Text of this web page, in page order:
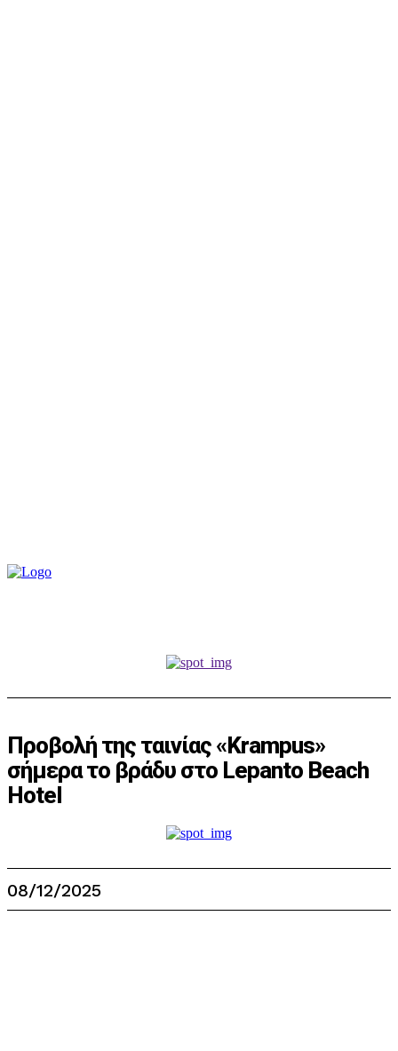
Προβολή της ταινίας «Krampus»
σήμερα το βράδυ στο Lepanto Beach
Hotel
08/12/2025